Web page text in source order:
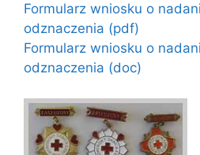
Formularz wniosku o
odznaczenia (pdf)
Formularz wniosku o
odznaczenia (doc)